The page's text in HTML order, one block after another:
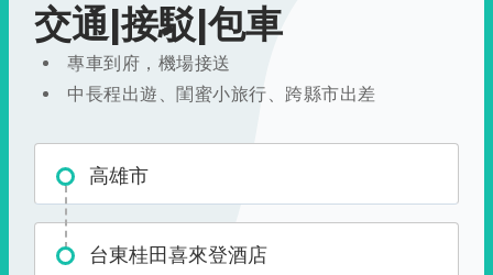
交通|接駁|包車
專車到府，機場接送
中長程出遊、閨蜜小旅行、跨縣市出差
高雄市
台東桂田喜來登酒店